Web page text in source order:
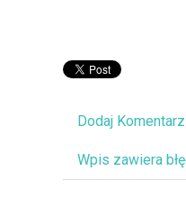
Dodaj Komentarz
Wpis zawiera